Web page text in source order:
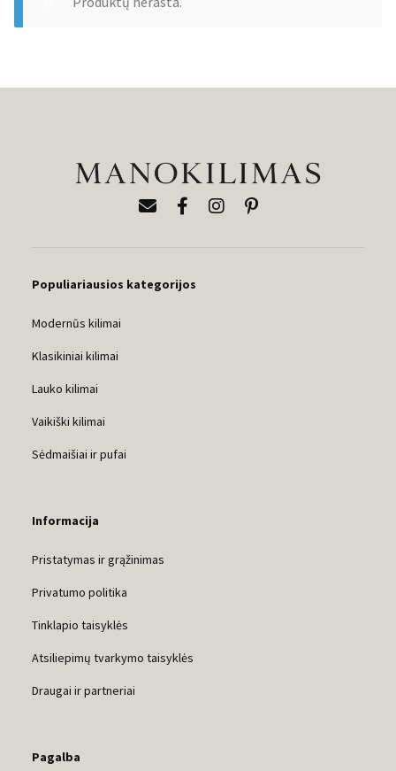
Populiariausios kategorijos
Modernūs kilimai
Klasikiniai kilimai
Lauko kilimai
Vaikiški kilimai
Sėdmaišiai ir pufai
Informacija
Pristatymas ir grąžinimas
Privatumo politika
Tinklapio taisyklės
Atsiliepimų tvarkymo taisyklės
Draugai ir partneriai
Pagalba